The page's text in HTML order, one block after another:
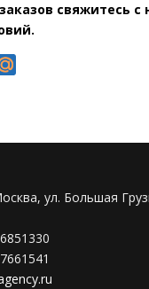
свяжитесь с
ул. Большая